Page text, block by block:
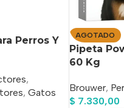
Perros Y
,
, Gatos
AGOTADO
Pipeta
60 Kg
Brouwer,
$ 7.330,00